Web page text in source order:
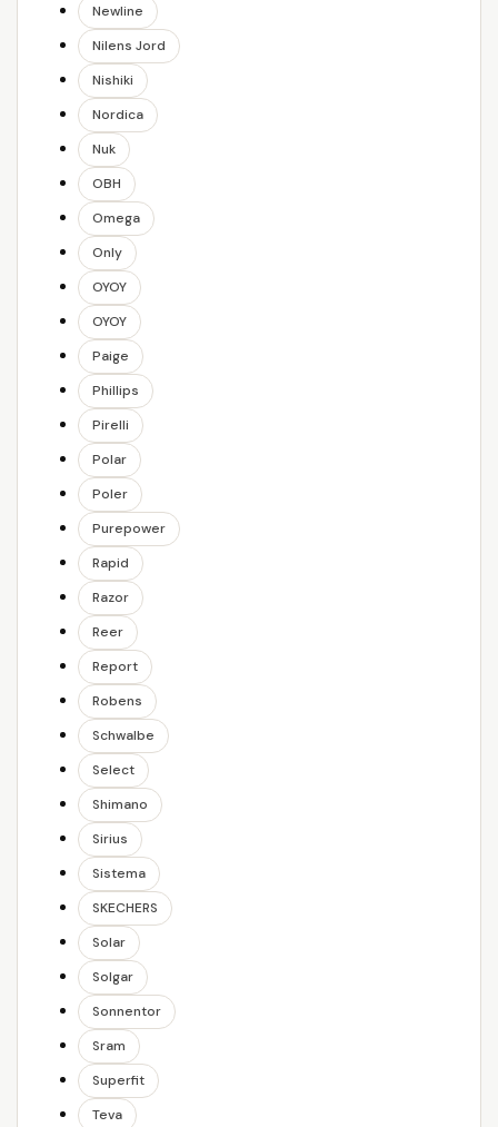
Newline
Nilens Jord
Nishiki
Nordica
Nuk
OBH
Omega
Only
OYOY
OYOY
Paige
Phillips
Pirelli
Polar
Poler
Purepower
Rapid
Razor
Reer
Report
Robens
Schwalbe
Select
Shimano
Sirius
Sistema
SKECHERS
Solar
Solgar
Sonnentor
Sram
Superfit
Teva